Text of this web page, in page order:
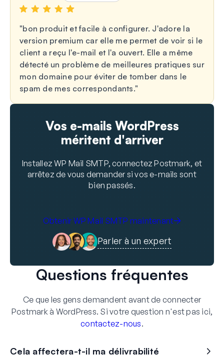
bon produit et facile à configurer. J'adore la
version premium car elle me permet de voir si le
client a reçu l'e-mail et l'a ouvert. Elle a même
détecté un problème de meilleures pratiques sur
mon domaine pour éviter de tomber dans le
spam de mes correspondants.
Vos e-mails WordPress
méritent d'arriver
Installez WP Mail SMTP, connectez Postmark, et
arrêtez de vous demander si vos e-mails sont
bien passés.
Obtenir WP Mail SMTP maintenant
Parler à un expert
Questions fréquentes
Ce que les gens demandent avant de connecter
Postmark à WordPress. Si votre question n'est pas ici,
contactez-nous.
Cela affectera-t-il ma délivrabilité